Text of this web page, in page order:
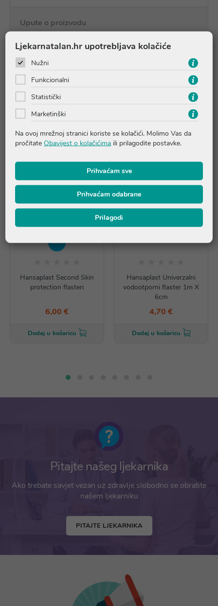
Upute o proizvodu
Pitanja i odgovori
Recenzije (1)
Proizvodi iz iste linije
NOVO
Hansaplast Second Skin
protection flasteri
6,00 €
Dodaj u košaricu
Hansaplast Univerzalni
vodootporni flaster 1m X
6cm
4,70 €
Dodaj u košaricu
Pitajte našeg ljekarnika
Ako trebate savjet vezan uz zdravlje slobodno se obratite
našem ljekarniku
PITAJTE LJEKARNIKA
Ljekarnatalan.hr upotrebljava kolačiće
Nužni
Funkcionalni
Statistički
Marketinški
Na ovoj mrežnoj stranici koriste se kolačići. Molimo Vas da
pročitate Obavijest o kolačićima ili prilagodite postavke.
Prihvaćam sve
Prihvaćam odabrane
Prilagodi